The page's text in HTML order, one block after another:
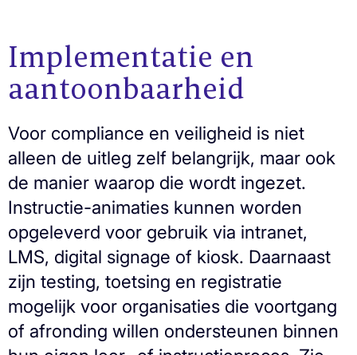
Implementatie en
aantoonbaarheid
Voor compliance en veiligheid is niet
alleen de uitleg zelf belangrijk, maar ook
de manier waarop die wordt ingezet.
Instructie-animaties kunnen worden
opgeleverd voor gebruik via intranet,
LMS, digital signage of kiosk. Daarnaast
zijn testing, toetsing en registratie
mogelijk voor organisaties die voortgang
of afronding willen ondersteunen binnen